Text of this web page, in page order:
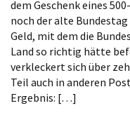
dem Geschenk eines
noch der alte
Geld, mit dem die
Land so richtig hätte
verkleckert sich über
Teil auch in anderen
Ergebnis: […]